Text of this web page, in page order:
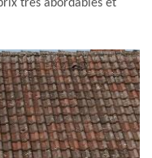
très abordables et